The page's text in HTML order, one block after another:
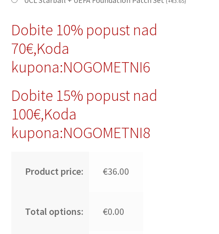
Dobite 10% popust nad
70€,Koda
kupona:NOGOMETNI6
Dobite 15% popust nad
100€,Koda
kupona:NOGOMETNI8
Product price: €36.00
Total options: €0.00